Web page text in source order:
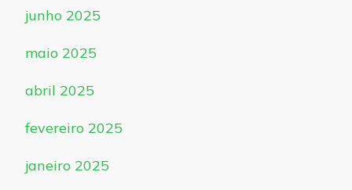
junho 2025
maio 2025
abril 2025
fevereiro 2025
janeiro 2025